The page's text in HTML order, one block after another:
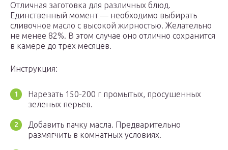
Отличная заготовка для различных блюд.
Единственный момент — необходимо выбирать
сливочное масло с высокой жирностью. Желательно
не менее 82%. В этом случае оно отлично сохранится
в камере до трех месяцев.
Инструкция:
Нарезать 150-200 г промытых, просушенных
зеленых перьев.
Добавить пачку масла. Предварительно
размягчить в комнатных условиях.